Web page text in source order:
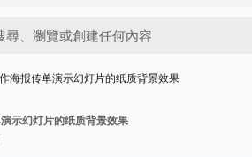
海报传单演示幻灯片的纸质背景效果
示幻灯片的纸质背景效果